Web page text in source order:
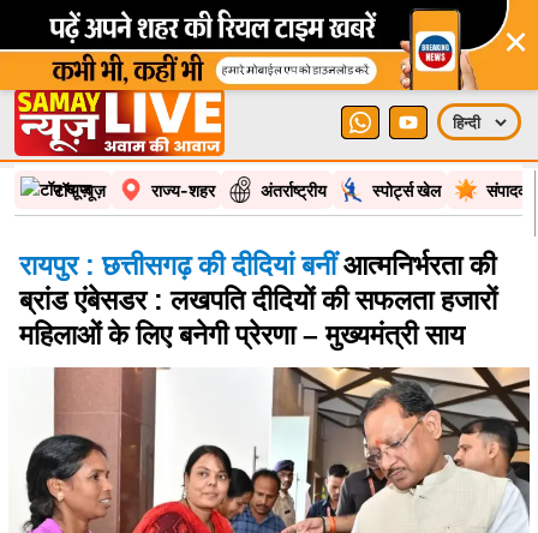
टॉप न्यूज़ राज्य-शहर स्पोर्ट्स खेल
रायपुर : छत्तीसगढ़ की दीदियां बनीं आत्मनिर्भरता की
ब्रांड एंबेसडर : लखपति दीदियों की सफलता हजारों
महिलाओं के लिए बनेगी प्रेरणा – मुख्यमंत्री साय